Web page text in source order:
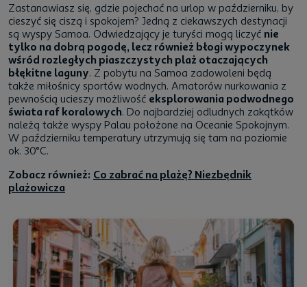
Zastanawiasz się, gdzie pojechać na urlop w październiku, by
cieszyć się ciszą i spokojem? Jedną z ciekawszych destynacji
są wyspy Samoa. Odwiedzający je turyści mogą liczyć nie
tylko na dobrą pogodę, lecz również błogi wypoczynek
wśród rozległych piaszczystych plaż otaczających
błękitne laguny. Z pobytu na Samoa zadowoleni będą
także miłośnicy sportów wodnych. Amatorów nurkowania z
pewnością ucieszy możliwość eksplorowania podwodnego
świata raf koralowych. Do najbardziej odludnych zakątków
należą także wyspy Palau położone na Oceanie Spokojnym.
W październiku temperatury utrzymują się tam na poziomie
ok. 30°C.
Zobacz również: Co zabrać na plażę? Niezbędnik
plażowicza